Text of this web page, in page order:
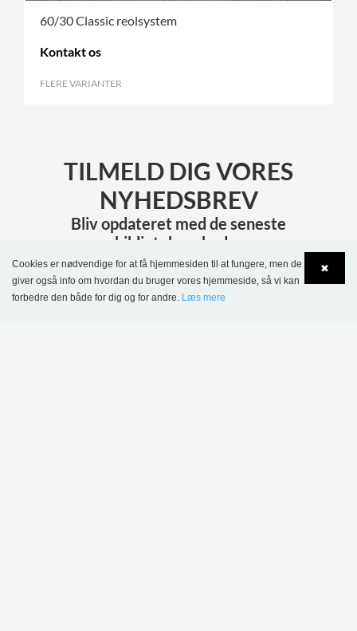
60/30 Classic reolsystem
Kontakt os
FLERE VARIANTER
TILMELD DIG VORES
NYHEDSBREV
Bliv opdateret med de seneste
biblioteksnyheder
TILMELD
✖
Cookies er nødvendige for at få hjemmesiden til at fungere, men de
giver også info om hvordan du bruger vores hjemmeside, så vi kan
forbedre den både for dig og for andre. Læs mere